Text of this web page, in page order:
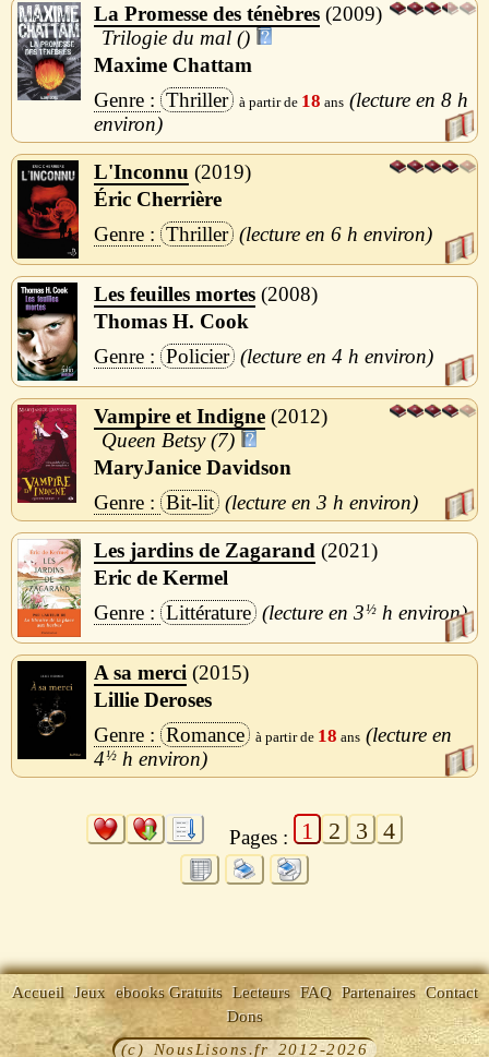
La Promesse des ténèbres 2009
Trilogie du mal ()
Maxime Chattam
Thriller
18 8 h
L'Inconnu
2019
Éric Cherrière
Thriller
6 h
Les feuilles mortes 2008
Thomas H. Cook
Policier
4 h
Vampire et Indigne 2012
Queen Betsy (7)
MaryJanice Davidson
Bit-lit
3 h
Les jardins de Zagarand
2021
Eric de Kermel
Littérature
3½ h
A sa merci
2015
Lillie Deroses
Romance
18
4½ h
Pages : 1 2 3 4
Accueil Jeux ebooks Gratuits Lecteurs FAQ Partenaires Contact
Dons
(c) NousLisons.fr 2012-2026